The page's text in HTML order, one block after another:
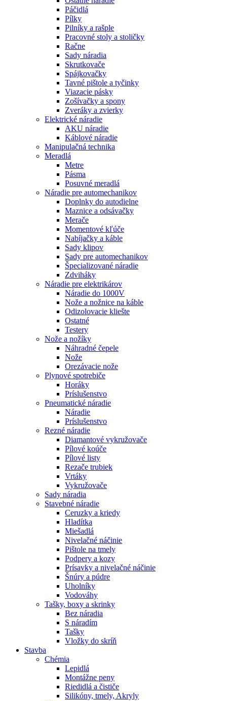
Páčidlá
Pílky
Pilníky a rašple
Pracovné stoly a stoličky
Račne
Sady náradia
Skrutkovače
Spájkovačky
Tavné pištole a tyčinky
Viazacie pásky
Zošívačky a spony
Zveráky a zvierky
Elektrické náradie
AKU náradie
Káblové náradie
Manipulačná technika
Meradlá
Metre
Pásma
Posuvné meradlá
Náradie pre automechanikov
Doplnky do autodielne
Maznice a odsávačky
Merače
Momentové kľúče
Nabíjačky a káble
Sady klipov
Sady pre automechanikov
Špecializované náradie
Zdviháky
Náradie pre elektrikárov
Náradie do 1000V
Nože a nožnice na káble
Odizolovacie kliešte
Ostatné
Testery
Nože a nožíky
Náhradné čepele
Nože
Orezávacie nože
Plynové spotrebiče
Horáky
Príslušenstvo
Pneumatické náradie
Náradie
Príslušenstvo
Rezné náradie
Diamantové vykružovače
Pílové koúče
Pílové listy
Rezače trubiek
Vrtáky
Vykružovače
Sady náradia
Stavebné náradie
Ceruzky a kriedy
Hladítka
Miešadlá
Nivelačné náčinie
Pištole na tmely
Podpery a kozy
Prísavky a nivelačné náčinie
Šnúry a púdre
Uholníky
Vodováhy
Tašky, boxy a skrinky
Bez náradia
S náradím
Tašky
Vložky do skríň
Stavba
Chémia
Lepidlá
Montážne peny
Riedidlá a čističe
Silikóny, tmely, Akryly